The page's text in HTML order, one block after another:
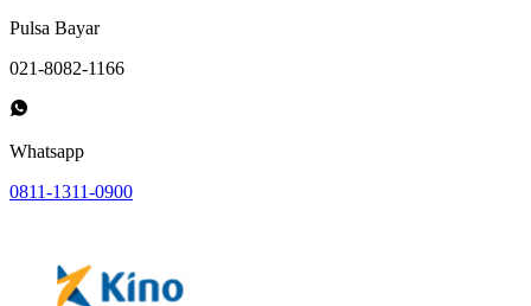
Pulsa Bayar
021-8082-1166
Whatsapp
0811-1311-0900